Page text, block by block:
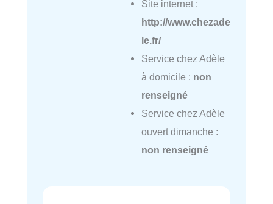
Site internet :
http://www.chezade
le.fr/
Service chez Adèle
à domicile : non
renseigné
Service chez Adèle
ouvert dimanche :
non renseigné